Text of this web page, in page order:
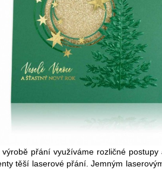
výrobě přání využíváme rozličné
těší laserové přání. Jemným